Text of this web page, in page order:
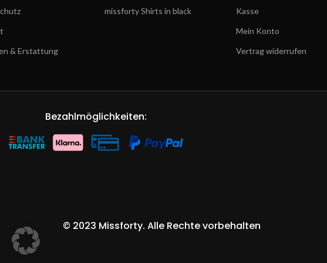
& Erstattung
missforty Shirts in black
Kasse
Mein Konto
Vertrag widerrufen
Bezahlmöglichkeiten:
© 2023 Missforty. Alle Rechte vorbehalten